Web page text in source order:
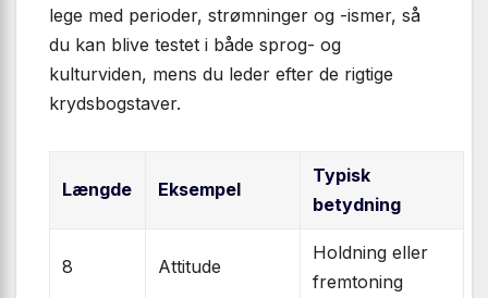
lege med perioder, strømninger og -ismer, så
du kan blive testet i både sprog- og
kulturviden, mens du leder efter de rigtige
krydsbogstaver.
Længde Eksempel
Typisk
betydning
8 Attitude
Holdning eller
fremtoning